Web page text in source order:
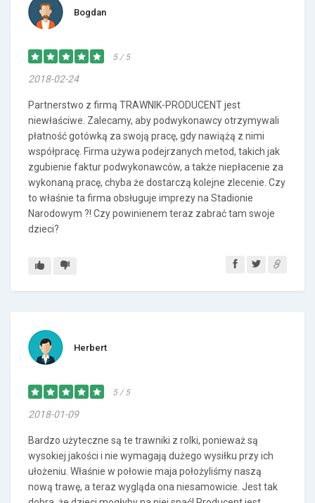
Bogdan
5 / 5
2018-02-24
Partnerstwo z firmą TRAWNIK-PRODUCENT jest
niewłaściwe. Zalecamy, aby podwykonawcy otrzymywali
płatność gotówką za swoją pracę, gdy nawiążą z nimi
współpracę. Firma używa podejrzanych metod, takich jak
zgubienie faktur podwykonawców, a także niepłacenie za
wykonaną pracę, chyba że dostarczą kolejne zlecenie. Czy
to właśnie ta firma obsługuje imprezy na Stadionie
Narodowym ?! Czy powinienem teraz zabrać tam swoje
dzieci?
Herbert
5 / 5
2018-01-09
Bardzo użyteczne są te trawniki z rolki, ponieważ są
wysokiej jakości i nie wymagają dużego wysiłku przy ich
ułożeniu. Właśnie w połowie maja położyliśmy naszą
nową trawę, a teraz wygląda ona niesamowicie. Jest tak